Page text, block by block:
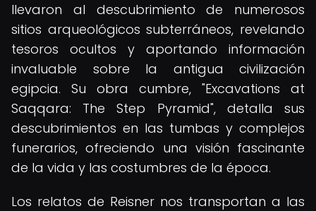
llevaron al descubrimiento de numerosos
sitios arqueológicos subterráneos, revelando
tesoros ocultos y aportando información
invaluable sobre la antigua civilización
egipcia. Su obra cumbre, "Excavations at
Saqqara: The Step Pyramid", detalla sus
descubrimientos en las tumbas y complejos
funerarios, ofreciendo una visión fascinante
de la vida y las costumbres de la época.
Los relatos de Reisner nos transportan a las